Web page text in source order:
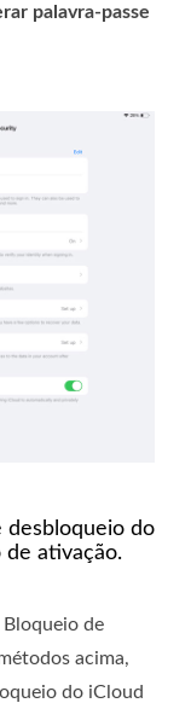
palavra-passe
desbloqueio do
ativação.
de
acima,
do iCloud